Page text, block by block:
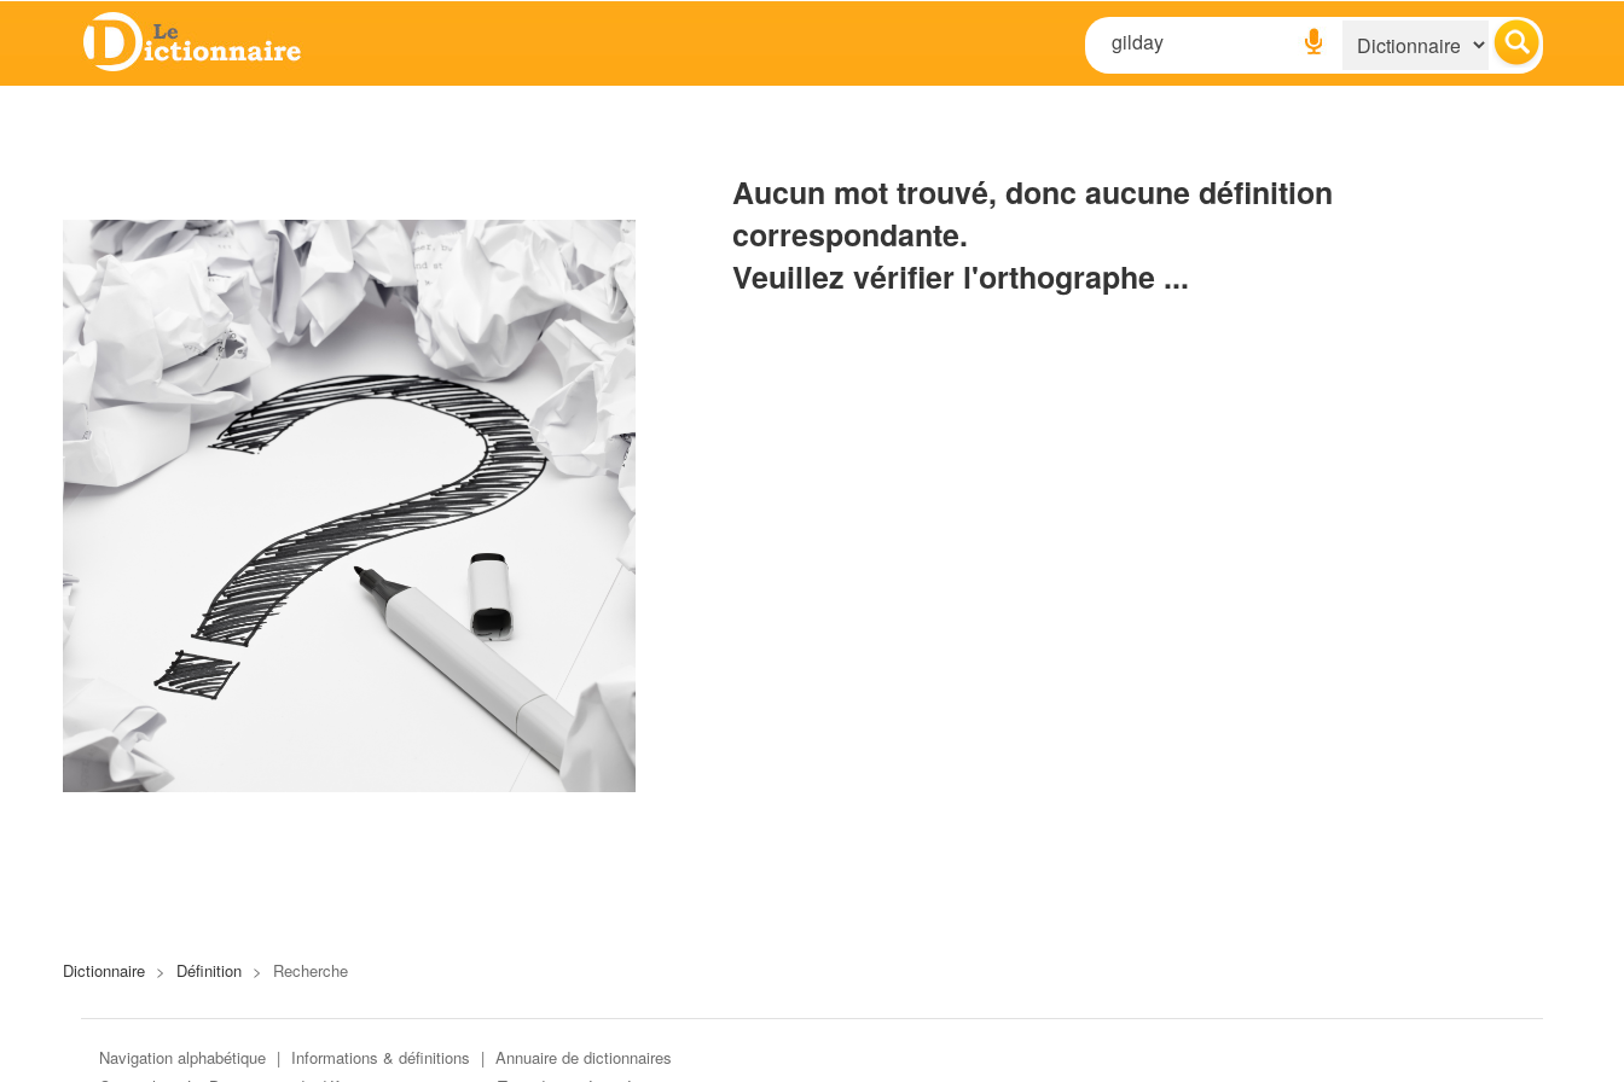
Aucun mot trouvé, donc aucune définition
correspondante.
Veuillez vérifier l'orthographe ...
Dictionnaire > Définition > Recherche
Navigation alphabétique | Informations & définitions | Annuaire de dictionnaires